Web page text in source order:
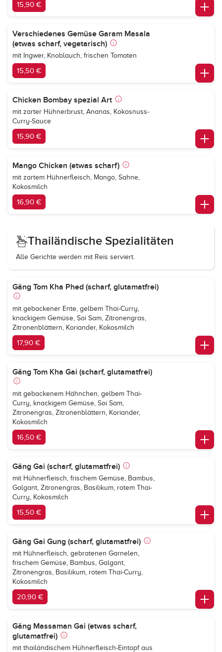
15,90 €
Verschiedenes Gemüse Garam Masala
(etwas scharf, vegetarisch)
mit Ingwer, Knoblauch, frischen Tomaten
15,50 €
Chicken Bombay spezial Art
mit zarter Hühnerbrust, Ananas, Kokosnuss-
Curry-Sauce
15,90 €
Mango Chicken (etwas scharf)
mit zartem Hühnerfleisch, Mango, Sahne,
Kokosmilch
16,90 €
Thailändische Spezialitäten
Alle Gerichte werden mit Reis serviert.
Gäng Tom Kha Phed (scharf, glutamatfrei)
mit gebackener Ente, gelbem Thai-Curry,
knackigem Gemüse, Soi Sam, Zitronengras,
Zitronenblättern, Koriander, Kokosmilch
17,90 €
Gäng Tom Kha Gai (scharf, glutamatfrei)
mit gebackenem Hähnchen, gelbem Thai-
Curry, knackigem Gemüse, Soi Sam,
Zitronengras, Zitronenblättern, Koriander,
Kokosmilch
16,50 €
Gäng Gai (scharf, glutamatfrei)
mit Hühnerfleisch, frischem Gemüse, Bambus,
Galgant, Zitronengras, Basilikum, rotem Thai-
Curry, Kokosmilch
15,50 €
Gäng Gai Gung (scharf, glutamatfrei)
mit Hühnerfleisch, gebratenen Garnelen,
frischem Gemüse, Bambus, Galgant,
Zitronengras, Basilikum, rotem Thai-Curry,
Kokosmilch
20,90 €
Gäng Massaman Gai (etwas scharf,
glutamatfrei)
mit thailändischem Hühnerfleisch-Eintopf aus